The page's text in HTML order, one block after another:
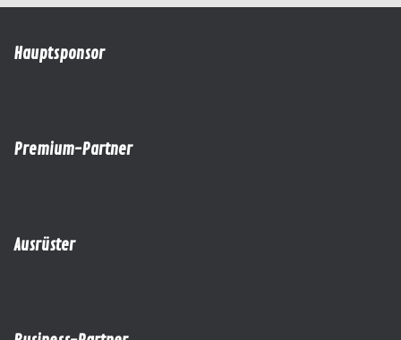
Hauptsponsor
Premium-Partner
Ausrüster